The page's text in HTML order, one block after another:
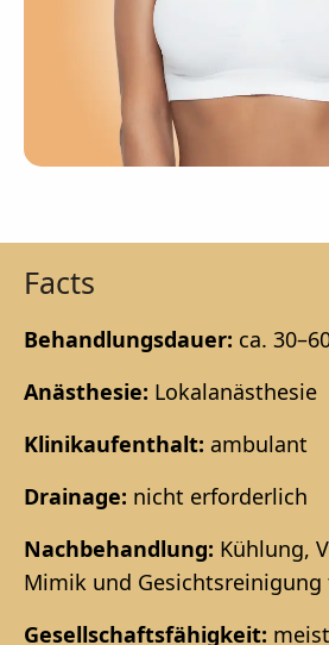
Facts
Behandlungsdauer: ca.
Anästhesie: Lokalanästhesie
Klinikaufenthalt: ambulant
Drainage: nicht erforderlich
Nachbehandlung: Kühlung,
Mimik und Gesichtsreinigung
Gesellschaftsfähigkeit: